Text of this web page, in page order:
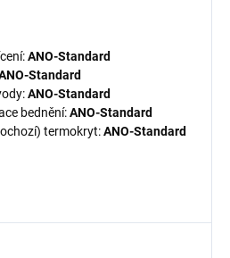
ANO-Standard
Standard
ANO-Standard
bednění:ANO-Standard
termokryt:ANO-Standard